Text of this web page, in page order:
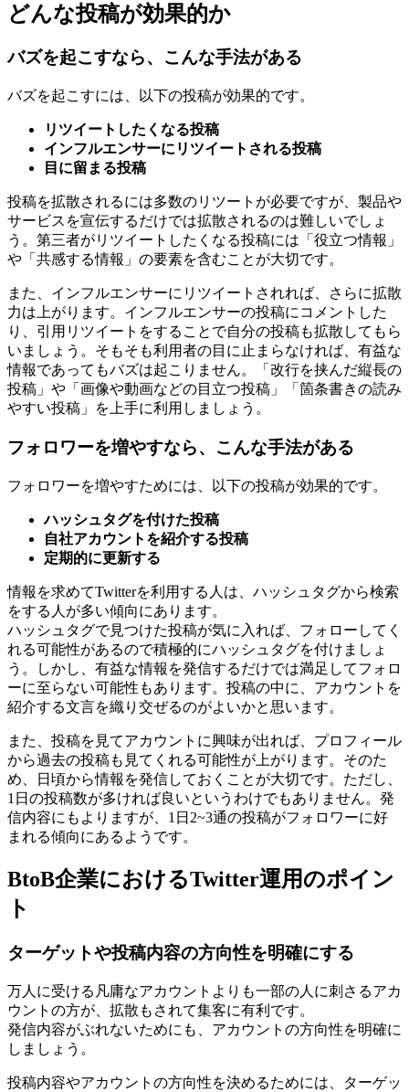
どんな投稿が効果的か
バズを起こすなら、こんな手法がある
バズを起こすには、以下の投稿が効果的です。
リツイートしたくなる投稿
インフルエンサーにリツイートされる投稿
目に留まる投稿
投稿を拡散されるには多数のリツートが必要ですが、製品や
サービスを宣伝するだけでは拡散されるのは難しいでしょ
う。第三者がリツイートしたくなる投稿には「役立つ情報」
や「共感する情報」の要素を含むことが大切です。
また、インフルエンサーにリツイートされれば、さらに拡散
力は上がります。インフルエンサーの投稿にコメントした
り、引用リツイートをすることで自分の投稿も拡散してもら
いましょう。そもそも利用者の目に止まらなければ、有益な
情報であってもバズは起こりません。「改行を挟んだ縦長の
投稿」や「画像や動画などの目立つ投稿」「箇条書きの読み
やすい投稿」を上手に利用しましょう。
フォロワーを増やすなら、こんな手法がある
フォロワーを増やすためには、以下の投稿が効果的です。
ハッシュタグを付けた投稿
自社アカウントを紹介する投稿
定期的に更新する
情報を求めてTwitterを利用する人は、ハッシュタグから検索
をする人が多い傾向にあります。
ハッシュタグで見つけた投稿が気に入れば、フォローしてく
れる可能性があるので積極的にハッシュタグを付けましょ
う。しかし、有益な情報を発信するだけでは満足してフォロ
ーに至らない可能性もあります。投稿の中に、アカウントを
紹介する文言を織り交ぜるのがよいかと思います。
また、投稿を見てアカウントに興味が出れば、プロフィール
から過去の投稿も見てくれる可能性が上がります。そのた
め、日頃から情報を発信しておくことが大切です。ただし、
1日の投稿数が多ければ良いというわけでもありません。発
信内容にもよりますが、1日2~3通の投稿がフォロワーに好
まれる傾向にあるようです。
BtoB企業におけるTwitter運用のポイン
ト
ターゲットや投稿内容の方向性を明確にする
万人に受ける凡庸なアカウントよりも一部の人に刺さるアカ
ウントの方が、拡散もされて集客に有利です。
発信内容がぶれないためにも、アカウントの方向性を明確に
しましょう。
投稿内容やアカウントの方向性を決めるためには、ターゲッ